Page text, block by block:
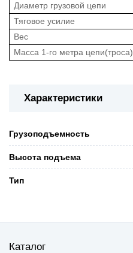
Диаметр грузовой цепи
Тяговое усилие
Вес
Масса 1-го метра цепи(троса)
Характеристики
Грузоподъемность
Высота подъема
Тип
Каталог